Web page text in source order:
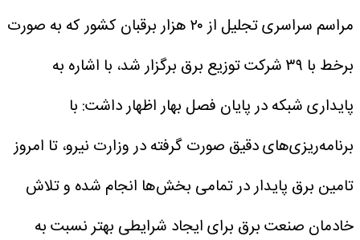
مراسم سراسری تجلیل از ۲۰ هزار برقبان کشور که به صورت
برخط با ۳۹ شرکت توزیع برق برگزار شد، با اشاره به
پایداری شبکه در پایان فصل بهار اظهار داشت: با
برنامه‌ریزی‌های دقیق صورت گرفته در وزارت نیرو، تا امروز
تامین برق پایدار در تمامی بخش‌ها انجام شده و تلاش
خادمان صنعت برق برای ایجاد شرایطی بهتر نسبت به